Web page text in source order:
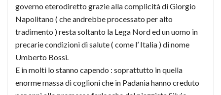
governo eterodiretto grazie alla complicità di Giorgio
Napolitano ( che andrebbe processato per alto
tradimento ) resta soltanto la Lega Nord ed un uomo in
precarie condizioni di salute ( come l’ Italia ) di nome
Umberto Bossi.
E in molti lo stanno capendo : soprattutto in quella
enorme massa di coglioni che in Padania hanno creduto